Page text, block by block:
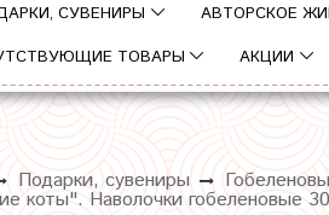
СУВЕНИРЫ АВТОРСКОЕ
ТОВАРЫ
АКЦИИ
Подарки, сувениры
коты". Наволочки гобеленовые